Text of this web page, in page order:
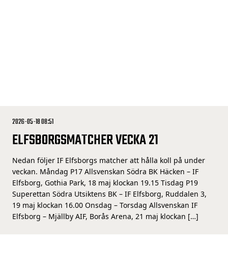
2026-05-18 08:51
ELFSBORGSMATCHER VECKA 21
Nedan följer IF Elfsborgs matcher att hålla koll på under
veckan. Måndag P17 Allsvenskan Södra BK Häcken – IF
Elfsborg, Gothia Park, 18 maj klockan 19.15 Tisdag P19
Superettan Södra Utsiktens BK – IF Elfsborg, Ruddalen 3,
19 maj klockan 16.00 Onsdag – Torsdag Allsvenskan IF
Elfsborg – Mjällby AIF, Borås Arena, 21 maj klockan […]